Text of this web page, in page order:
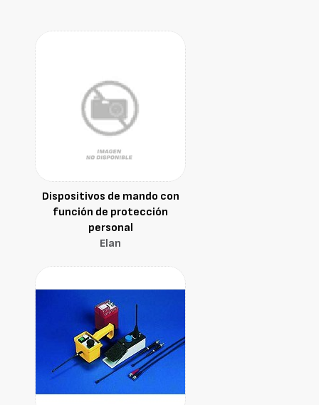
Dispositivos de mando con
función de protección
personal
Elan